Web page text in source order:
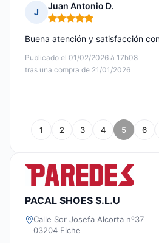
J
Juan Antonio D.
Nota: 5 de 5
Publicado el 01/02/2026 à 17h08
tras una compra de 21/01/2026
Buena atención y satisfacción
1 2 3 4 5 6
PACAL SHOES S.L.U
Calle Sor Josefa Alcorta nº37
03204 Elche